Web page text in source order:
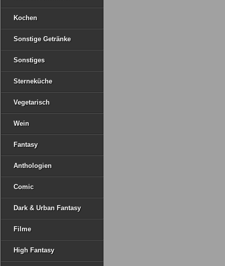
Kochen
Sonstige Getränke
Sonstiges
Sterneküche
Vegetarisch
Wein
Fantasy
Anthologien
Comic
Dark & Urban Fantasy
Filme
High Fantasy